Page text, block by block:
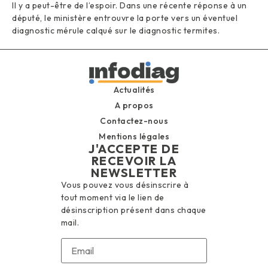
Il y a peut-être de l’espoir. Dans une récente réponse à un
député, le ministère entrouvre la porte vers un éventuel
diagnostic mérule calqué sur le diagnostic termites.
Actualités
A propos
Contactez-nous
Mentions légales
J'ACCEPTE DE
RECEVOIR LA
NEWSLETTER
Vous pouvez vous désinscrire à
tout moment via le lien de
désinscription présent dans chaque
mail.